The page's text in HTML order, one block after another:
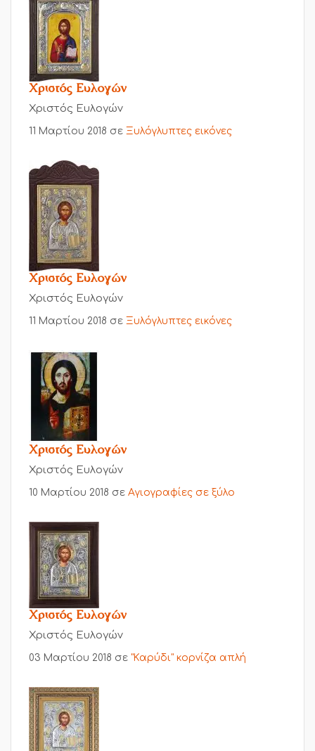
Χριστός Ευλογών
Χριστός Ευλογών
11 Μαρτίου 2018 σε Ξυλόγλυπτες εικόνες
Χριστός Ευλογών
Χριστός Ευλογών
11 Μαρτίου 2018 σε Ξυλόγλυπτες εικόνες
Χριστός Ευλογών
Χριστός Ευλογών
10 Μαρτίου 2018 σε Αγιογραφίες σε ξύλο
Χριστός Ευλογών
Χριστός Ευλογών
03 Μαρτίου 2018 σε "Καρύδι" κορνίζα απλή